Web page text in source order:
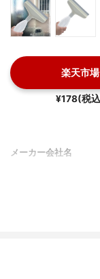
楽天市場
¥178(税
メーカー会社名